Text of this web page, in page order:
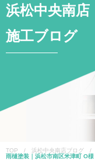
浜松中央南店
施工ブログ
TOP / 浜松中央南店ブログ /
雨樋塗装｜浜松市南区米津町 O様